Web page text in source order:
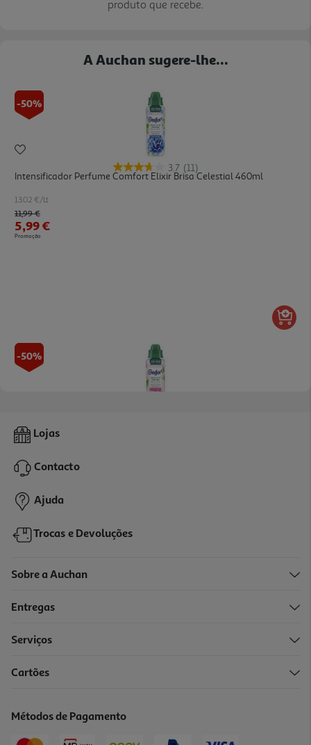
produto que recebe.
A Auchan sugere-lhe...
-50%
3.7 (11)
Intensificador Perfume Comfort Elixir Brisa Celestial 460ml
13.02 €/Lt
Price reduced from
11,99 €to
5,99 €
Promoção
-50%
Intensificador Perfume Comfort Elixir Primavera 460ml
Price reduced from
11,99 €to
5,99 €
-50%
Price reduced from
11,99 €to
Promoção
Lojas
Contacto
Ajuda
Trocas e Devoluções
Sobre a Auchan
Entregas
Serviços
Cartões
Métodos de Pagamento